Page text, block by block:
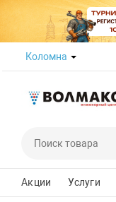
Коломна
Акции Услуги